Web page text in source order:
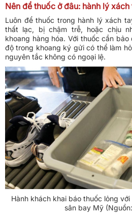
Nên để thuốc ở đâu: hành lý
Luôn để thuốc trong hành lý xách
thất lạc, bị chậm trễ, hoặc chịu
khoang hàng hóa. Với thuốc cần bảo
độ trong khoang ký gửi có thể làm
nguyên tắc không có ngoại lệ.
Hành khách khai báo thuốc lỏng
sân bay Mỹ